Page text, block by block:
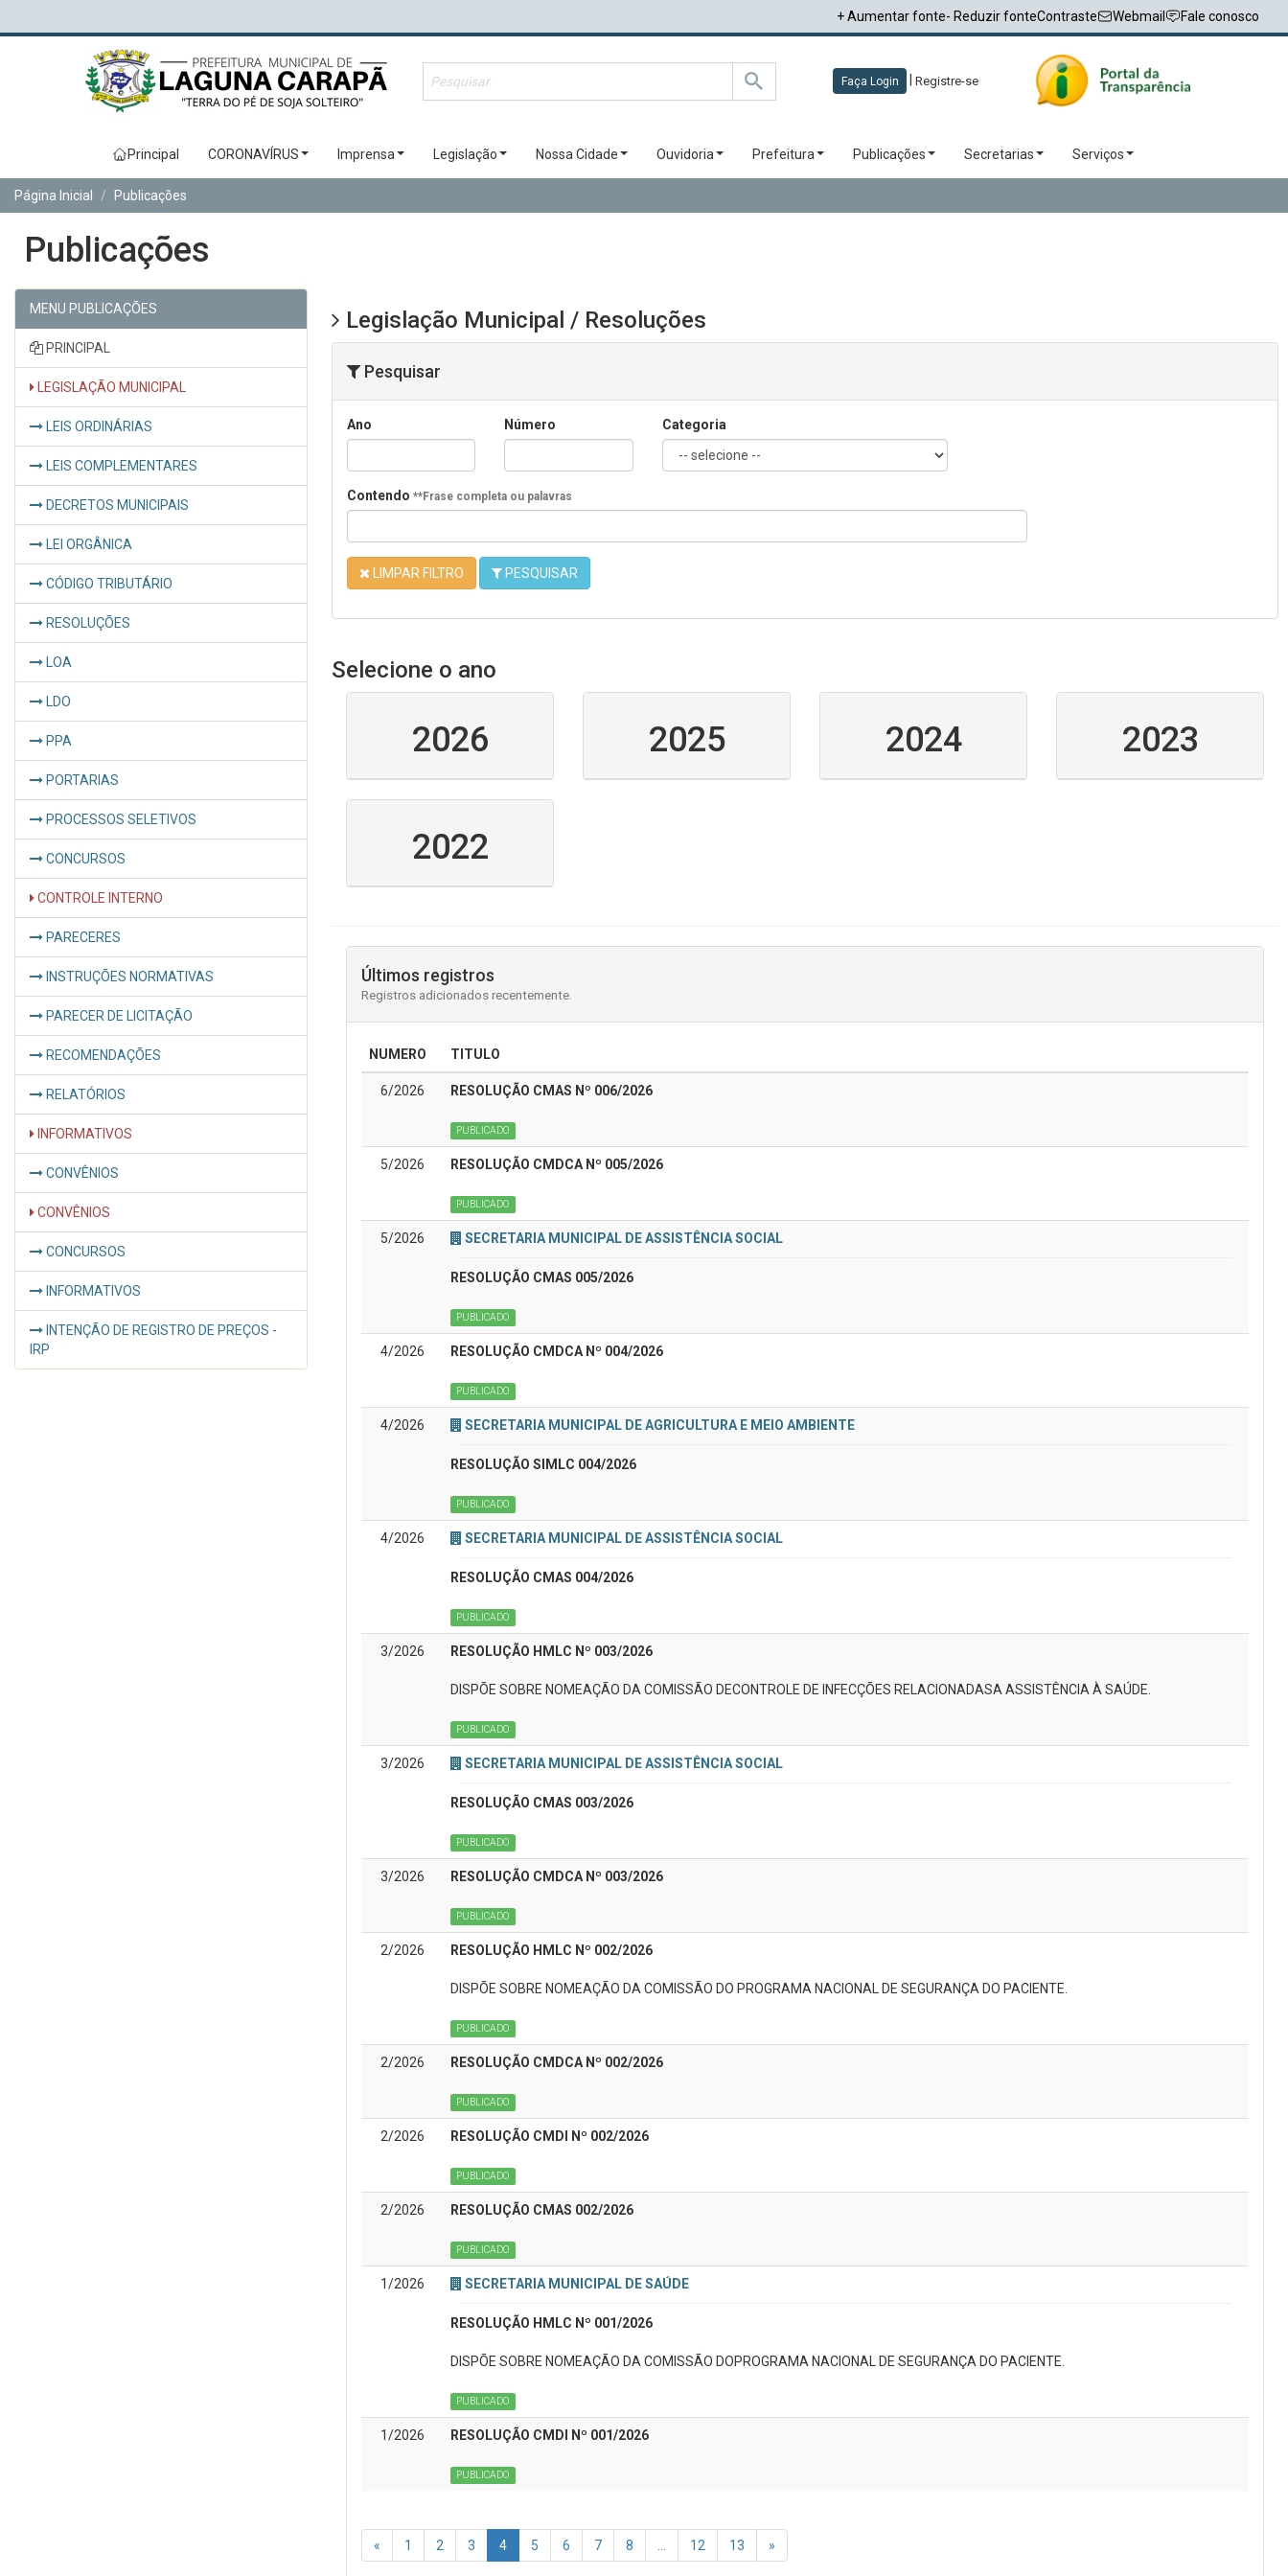
+ Aumentar fonte- Reduzir fonteContraste Webmail Fale conosco
Faça Login Registre-se
Principal CORONAVÍRUS Imprensa Legislação Nossa Cidade Ouvidoria Prefeitura Publicações Secretarias Serviços
Página Inicial Publicações
Publicações
MENU PUBLICAÇÕES
PRINCIPAL
LEGISLAÇÃO MUNICIPAL
LEIS ORDINÁRIAS
LEIS COMPLEMENTARES
DECRETOS MUNICIPAIS
LEI ORGÂNICA
CÓDIGO TRIBUTÁRIO
RESOLUÇÕES
LOA
LDO
PPA
PORTARIAS
PROCESSOS SELETIVOS
CONCURSOS
CONTROLE INTERNO
PARECERES
INSTRUÇÕES NORMATIVAS
PARECER DE LICITAÇÃO
RECOMENDAÇÕES
RELATÓRIOS
INFORMATIVOS
CONVÊNIOS
CONVÊNIOS
CONCURSOS
INFORMATIVOS
INTENÇÃO DE REGISTRO DE PREÇOS -
IRP
Legislação Municipal / Resoluções
Pesquisar
Ano Número Categoria
Contendo **Frase completa ou palavras
LIMPAR FILTRO PESQUISAR
Selecione o ano
2026 2025 2024 2023
2022
Últimos registros
Registros adicionados recentemente.
NUMERO TITULO
6/2026 RESOLUÇÃO CMAS Nº 006/2026
PUBLICADO
5/2026 RESOLUÇÃO CMDCA Nº 005/2026
PUBLICADO
5/2026 SECRETARIA MUNICIPAL DE ASSISTÊNCIA SOCIAL
RESOLUÇÃO CMAS 005/2026
PUBLICADO
4/2026 RESOLUÇÃO CMDCA Nº 004/2026
PUBLICADO
4/2026 SECRETARIA MUNICIPAL DE AGRICULTURA E MEIO AMBIENTE
RESOLUÇÃO SIMLC 004/2026
PUBLICADO
4/2026 SECRETARIA MUNICIPAL DE ASSISTÊNCIA SOCIAL
RESOLUÇÃO CMAS 004/2026
PUBLICADO
3/2026 RESOLUÇÃO HMLC Nº 003/2026
DISPÕE SOBRE NOMEAÇÃO DA COMISSÃO DECONTROLE DE INFECÇÕES RELACIONADASA ASSISTÊNCIA À SAÚDE.
PUBLICADO
3/2026 SECRETARIA MUNICIPAL DE ASSISTÊNCIA SOCIAL
RESOLUÇÃO CMAS 003/2026
PUBLICADO
3/2026 RESOLUÇÃO CMDCA Nº 003/2026
PUBLICADO
2/2026 RESOLUÇÃO HMLC Nº 002/2026
DISPÕE SOBRE NOMEAÇÃO DA COMISSÃO DO PROGRAMA NACIONAL DE SEGURANÇA DO PACIENTE.
PUBLICADO
2/2026 RESOLUÇÃO CMDCA Nº 002/2026
PUBLICADO
2/2026 RESOLUÇÃO CMDI Nº 002/2026
PUBLICADO
2/2026 RESOLUÇÃO CMAS 002/2026
PUBLICADO
1/2026 SECRETARIA MUNICIPAL DE SAÚDE
RESOLUÇÃO HMLC Nº 001/2026
DISPÕE SOBRE NOMEAÇÃO DA COMISSÃO DOPROGRAMA NACIONAL DE SEGURANÇA DO PACIENTE.
PUBLICADO
1/2026 RESOLUÇÃO CMDI Nº 001/2026
PUBLICADO
« 1 2 3 4 5 6 7 8 12 13 »